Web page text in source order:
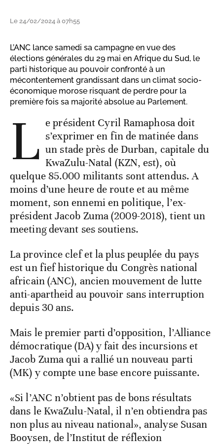
Le 24/02/2024 à 07h55
L’ANC lance samedi sa campagne en vue des
élections générales du 29 mai en Afrique du Sud, le
parti historique au pouvoir confronté à un
mécontentement grandissant dans un climat socio-
économique morose risquant de perdre pour la
première fois sa majorité absolue au Parlement.
L e président Cyril Ramaphosa doit
s’exprimer en fin de matinée dans
un stade près de Durban, capitale du
KwaZulu-Natal (KZN, est), où
quelque 85.000 militants sont attendus. A
moins d’une heure de route et au même
moment, son ennemi en politique, l’ex-
président Jacob Zuma (2009-2018), tient un
meeting devant ses soutiens.
La province clef et la plus peuplée du pays
est un fief historique du Congrès national
africain (ANC), ancien mouvement de lutte
anti-apartheid au pouvoir sans interruption
depuis 30 ans.
Mais le premier parti d’opposition, l’Alliance
démocratique (DA) y fait des incursions et
Jacob Zuma qui a rallié un nouveau parti
(MK) y compte une base encore puissante.
«Si l’ANC n’obtient pas de bons résultats
dans le KwaZulu-Natal, il n’en obtiendra pas
non plus au niveau national», analyse Susan
Booysen, de l’Institut de réflexion